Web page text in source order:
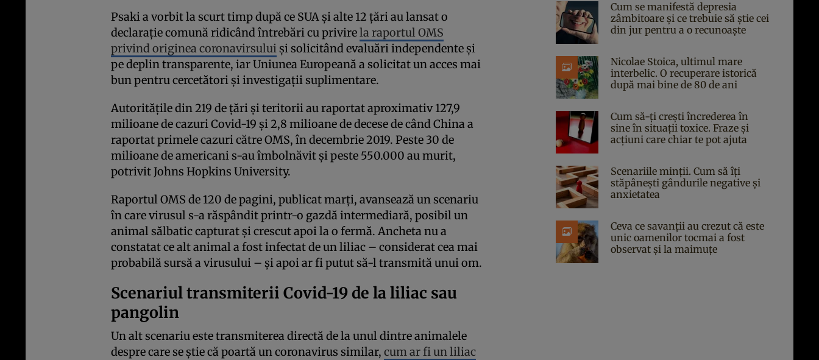
Psaki a vorbit la scurt timp după ce SUA și alte 12 țări au lansat o
declarație comună ridicând întrebări cu privirela raportul OMS
privind originea coronavirsuluiși solicitând evaluări independente și
pe deplin transparente, iar Uniunea Europeană a solicitat un acces mai
bun pentru cercetători și investigații suplimentare.
Autoritățile din 219 de țări și teritorii au raportat aproximativ 127,9
milioane de cazuri Covid-19 și 2,8 milioane de decese de când China a
raportat primele cazuri către OMS, în decembrie 2019. Peste 30 de
milioane de americani s-au îmbolnăvit și peste 550.000 au murit,
potrivit Johns Hopkins University.
Raportul OMS de 120 de pagini, publicat marți, avansează un scenariu
în care virusul s-a răspândit printr-o gazdă intermediară, posibil un
animal sălbatic capturat și crescut apoi la o fermă. Ancheta nu a
constatat ce alt animal a fost infectat de un liliac – considerat cea mai
probabilă sursă a virusului – și apoi ar fi putut să-l transmită unui om.
Scenariul transmiterii Covid-19 de la liliac sau
pangolin
Un alt scenariu este transmiterea directă de la unul dintre animalele
despre care se știe că poartă un coronavirus similar, cum ar fi un liliac
Cum se manifestă depresia
zâmbitoare și ce trebuie să știe cei
din jur pentru a o recunoaște
Nicolae Stoica, ultimul mare
interbelic. O recuperare istorică
după mai bine de 80 de ani
Cum să-ți crești încrederea în
sine în situații toxice. Fraze și
acțiuni care chiar te pot ajuta
Scenariile minții. Cum să îți
stăpânești gândurile negative și
anxietatea
Ceva ce savanții au crezut că este
unic oamenilor tocmai a fost
observat și la maimuțe